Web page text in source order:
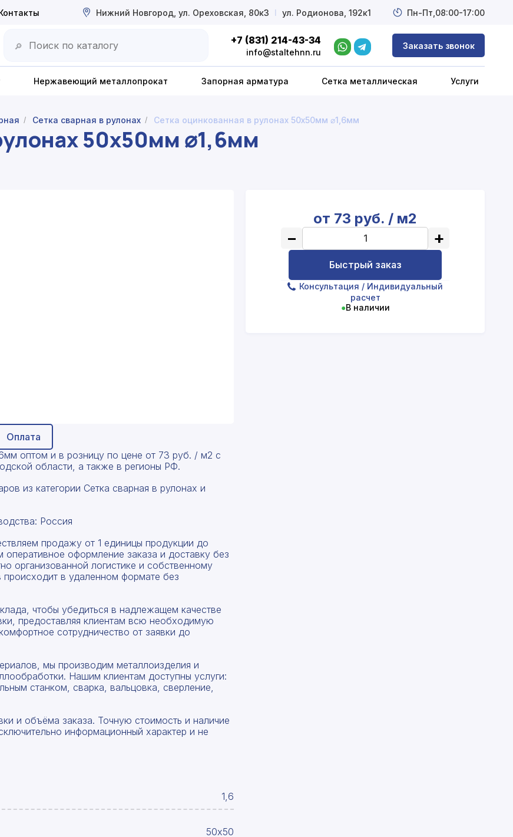
🔎
+7 (831) 214-43-34
info@staltehnn.ru
Заказать звонок
Нержавеющий металлопрокат Запорная арматура Сетка металлическая Услуги
Нижний Новгород, ул. Ореховская, 80к3 l ул. Родионова, 192к1 Пн-Пт, 08:00-17:00
/ Сетка сварная в рулонах / Сетка оцинкованная в рулонах 50х50мм ⌀1,6мм
50х50мм ⌀1,6мм
от 73 руб. / м2
− +
Быстрый заказ
Консультация / Индивидуальный
расчет
●В наличии
Оплата
оптом и в розницу по цене от 73 руб. / м2 с
области, а также в регионы РФ.
из категории Сетка сварная в рулонах и
Россия
продажу от 1 единицы продукции до
оформление заказа и доставку без
организованной логистике и собственному
происходит в удаленном формате без
чтобы убедиться в надлежащем качестве
предоставляя клиентам всю необходимую
сотрудничество от заявки до
мы производим металлоизделия и
Нашим клиентам доступны услуги:
станком, сварка, вальцовка, сверление,
и объёма заказа. Точную стоимость и наличие
информационный характер и не
1,6
50х50